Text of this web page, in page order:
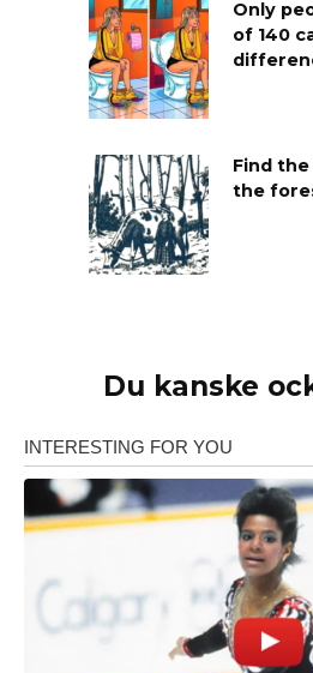
Only
of 140
Find
the
Du kanske